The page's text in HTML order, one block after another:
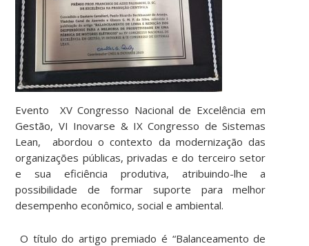
Evento XV Congresso Nacional de Excelência em
Gestão, VI Inovarse & IX Congresso de Sistemas
Lean, abordou o contexto da modernização das
organizações públicas, privadas e do terceiro setor
e sua eficiência produtiva, atribuindo-lhe a
possibilidade de formar suporte para melhor
desempenho econômico, social e ambiental.
O título do artigo premiado é “Balanceamento de